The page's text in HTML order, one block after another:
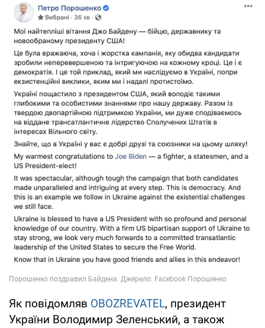
Як повідомляв OBOZREVATEL, президент
України Володимир Зеленський, а також